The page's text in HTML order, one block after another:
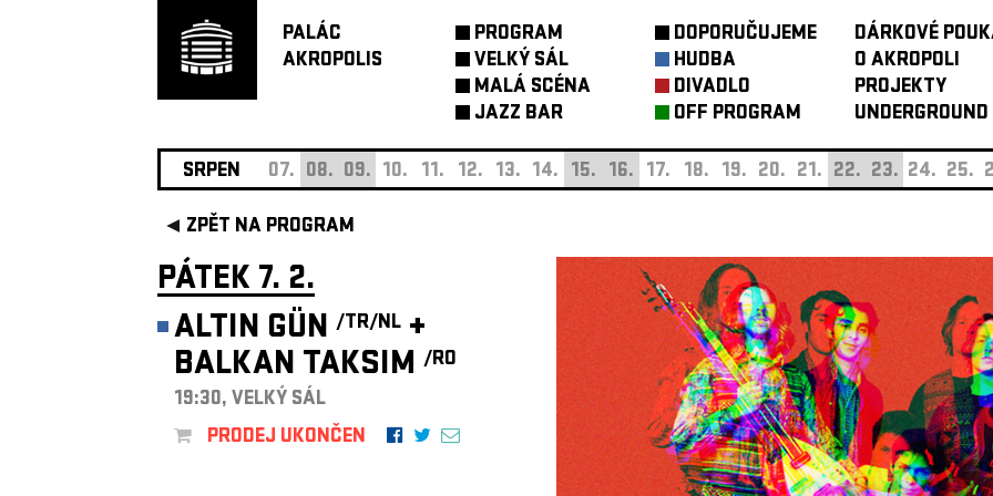
PALÁC
AKROPOLIS
PROGRAM
VELKÝ SÁL
MALÁ SCÉNA
JAZZ BAR
DOPORUČUJEME
HUDBA
DIVADLO
OFF PROGRAM
DÁRKOVÉ
O AKROPOLI
PROJEKTY
UNDERGROUND
SRPEN 07. 08. 09. 10. 11. 12. 13. 14. 15. 16. 17. 18. 19. 20. 21. 22. 23. 24. 25.
ZPĚT NA PROGRAM
PÁTEK 7. 2.
ALTIN GÜN /TR/NL +
BALKAN TAKSIM /RO
19:30, VELKÝ SÁL
PRODEJ UKONČEN